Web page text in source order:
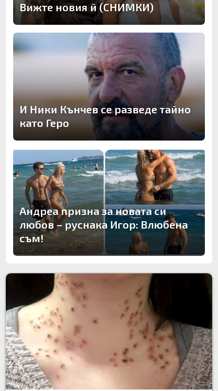
Вижте новия й (СНИМКИ)
И Ники Кънчев се разведе тайно
като Геро
Андреа призна за новата си
любов – руснака Игор: Влюбена
съм!